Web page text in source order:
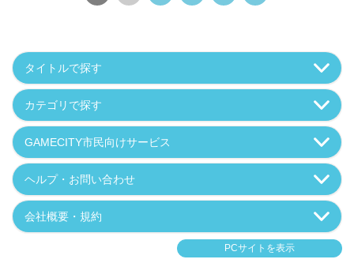
タイトルで探す
カテゴリで探す
GAMECITY市民向けサービス
ヘルプ・お問い合わせ
会社概要・規約
PCサイトを表示